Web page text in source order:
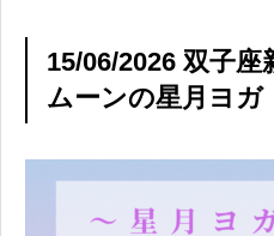
15/06/2026 双子
ムーンの星月ヨガ